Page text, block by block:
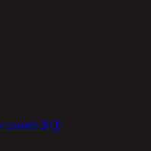
cookie (EÚ)